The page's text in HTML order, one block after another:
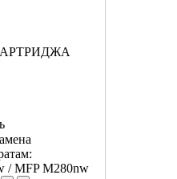
/ MFP M280nw